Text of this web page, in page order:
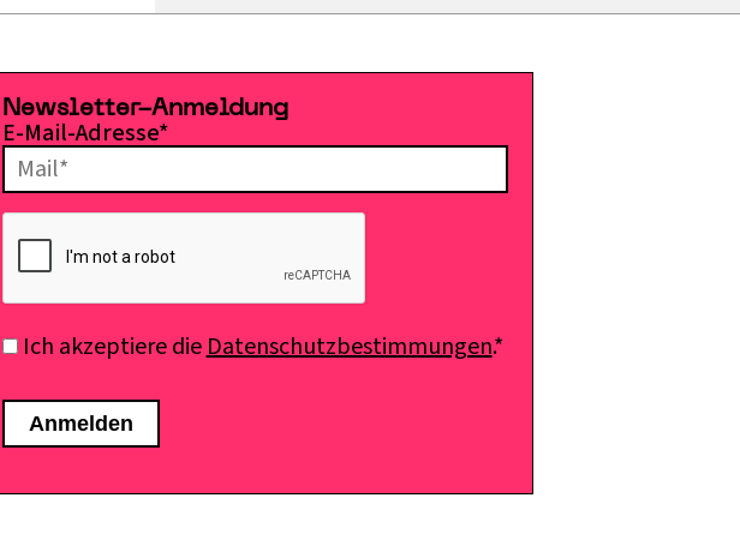
Newsletter-Anmeldung
E-Mail-Adresse*
Ich akzeptiere dieDatenschutzbestimmungen.*